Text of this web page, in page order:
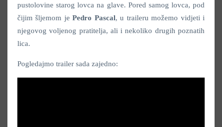
pustolovine starog lovca na glave. Pored samog lovca, pod
čijim šljemom jePedro Pascal, u traileru možemo vidjeti i
njegovog voljenog pratitelja, ali i nekoliko drugih poznatih
lica.
Pogledajmo trailer sada zajedno: